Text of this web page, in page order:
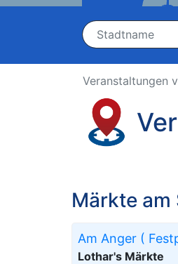
Veranstaltungen
Märkte
Am Anger (
Lothar's Märkte